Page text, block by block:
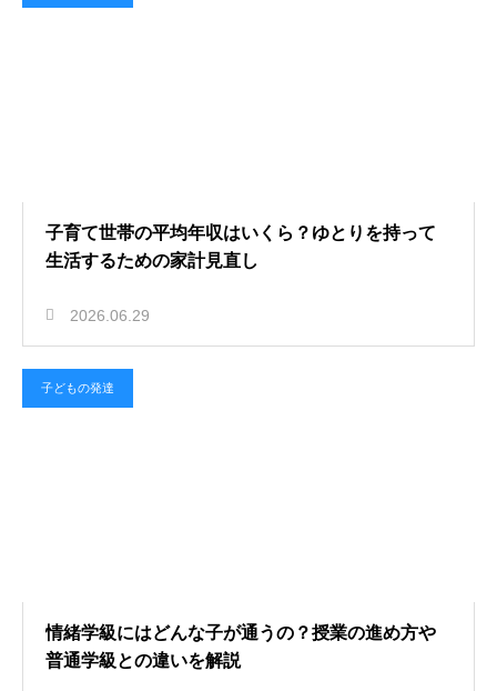
子育て世帯の平均年収はいくら？ゆとりを持って
生活するための家計見直し
2026.06.29
子どもの発達
情緒学級にはどんな子が通うの？授業の進め方や
普通学級との違いを解説